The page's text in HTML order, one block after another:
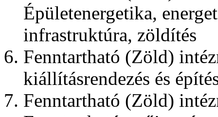
Épületenergetika,
infrastruktúra, zöldítés
Fenntartható (Zöld)
kiállításrendezés és
Fenntartható (Zöld)